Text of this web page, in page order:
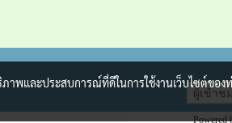
ผู้เข้าช
Powered
าพและประสบการณ์ที่ดีในการใช้งานเว็บไซต์ขอ